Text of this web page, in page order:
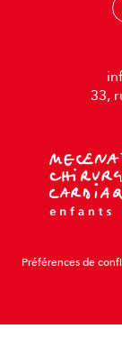
33,
Préférences de